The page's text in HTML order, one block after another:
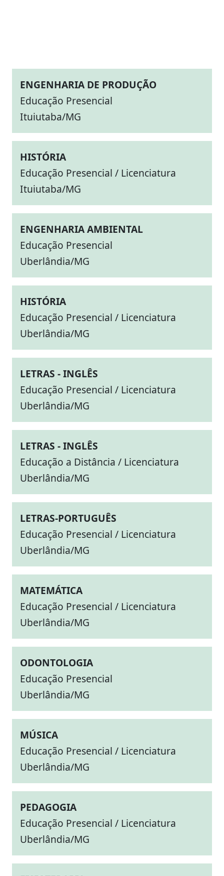
ENGENHARIA DE PRODUÇÃO
Educação Presencial
Ituiutaba/MG
HISTÓRIA
Educação Presencial / Licenciatura
Ituiutaba/MG
ENGENHARIA AMBIENTAL
Educação Presencial
Uberlândia/MG
HISTÓRIA
Educação Presencial / Licenciatura
Uberlândia/MG
LETRAS - INGLÊS
Educação Presencial / Licenciatura
Uberlândia/MG
LETRAS - INGLÊS
Educação a Distância / Licenciatura
Uberlândia/MG
LETRAS-PORTUGUÊS
Educação Presencial / Licenciatura
Uberlândia/MG
MATEMÁTICA
Educação Presencial / Licenciatura
Uberlândia/MG
ODONTOLOGIA
Educação Presencial
Uberlândia/MG
MÚSICA
Educação Presencial / Licenciatura
Uberlândia/MG
PEDAGOGIA
Educação Presencial / Licenciatura
Uberlândia/MG